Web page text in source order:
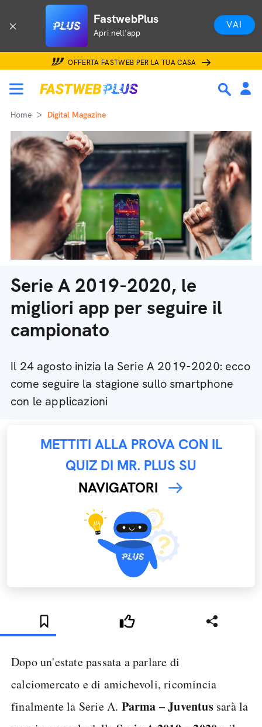
FastwebPlus
Apri nell'app
VAI
OFFERTA FASTWEB PER LA TUA CASA
Home Digital Magazine
Serie A 2019-2020, le
migliori app per seguire il
campionato
Il 24 agosto inizia la Serie A 2019-2020: ecco
come seguire la stagione sullo smartphone
con le applicazioni
METTITI ALLA PROVA CON IL
QUIZ DI MR. PLUS SU
NAVIGATORI
Dopo un'estate passata a parlare di
calciomercato e di amichevoli, ricomincia
finalmente la Serie A. Parma – Juventussarà la